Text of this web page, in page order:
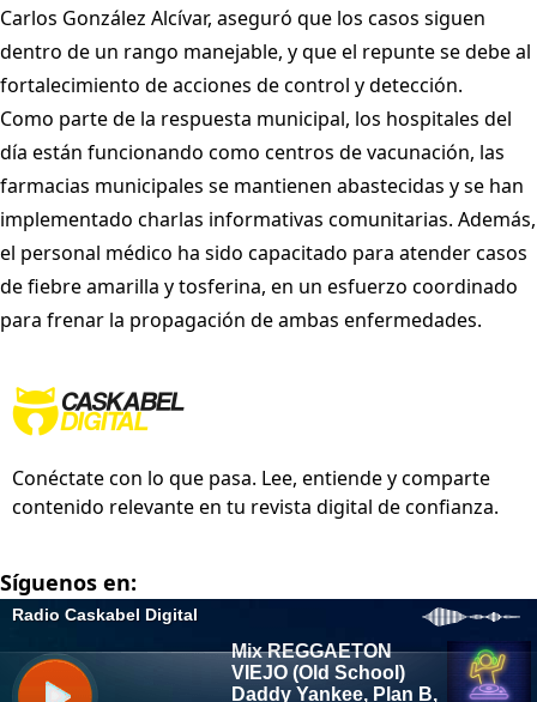
Carlos González Alcívar, aseguró que los casos siguen
dentro de un rango manejable, y que el repunte se debe al
fortalecimiento de acciones de control y detección.
Como parte de la respuesta municipal, los hospitales del
día están funcionando como centros de vacunación, las
farmacias municipales se mantienen abastecidas y se han
implementado charlas informativas comunitarias. Además,
el personal médico ha sido capacitado para atender casos
de fiebre amarilla y tosferina, en un esfuerzo coordinado
para frenar la propagación de ambas enfermedades.
Conéctate con lo que pasa. Lee, entiende y comparte
contenido relevante en tu revista digital de confianza.
Síguenos en: